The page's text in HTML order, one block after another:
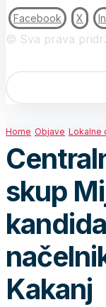
Facebook X
© Sva prava
Home Objave Lokalne
skup
Kakanj